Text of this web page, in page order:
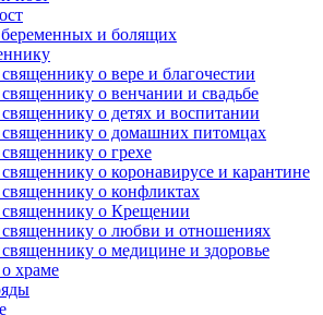
и болящих
о вере и благочестии
о венчании и свадьбе
о детях и воспитании
о домашних питомцах
о грехе
о коронавирусе и карантине
о конфликтах
о Крещении
о любви и отношениях
о медицине и здоровье
храме